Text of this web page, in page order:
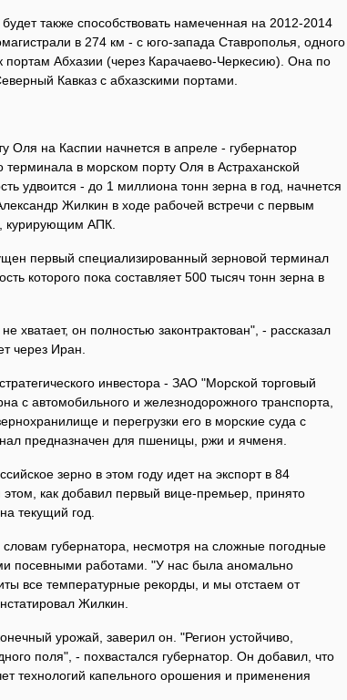
также способствовать намеченная на 2012-2014
в 274 км - с юго-запада Ставрополья, одного
портам Абхазии (через Карачаево-Черкесию). Она по
Кавказ с абхазскими портами.
Оля на Каспии начнется в апреле - губернатор
терминала в морском порту Оля в Астраханской
удвоится - до 1 миллиона тонн зерна в год, начнется
Жилкин в ходе рабочей встречи с первым
курирующим АПК.
первый специализированный зерновой терминал
которого пока составляет 500 тысяч тонн зерна в
хватает, он полностью законтрактован", - рассказал
через Иран.
инвестора - ЗАО "Морской торговый
с автомобильного и железнодорожного транспорта,
и перегрузки его в морские суда с
предназначен для пшеницы, ржи и ячменя.
зерно в этом году идет на экспорт в 84
как добавил первый вице-премьер, принято
текущий год.
губернатора, несмотря на сложные погодные
посевными работами. "У нас была аномально
все температурные рекорды, и мы отстаем от
Жилкин.
урожай, заверил он. "Регион устойчиво,
поля", - похвастался губернатор. Он добавил, что
технологий капельного орошения и применения